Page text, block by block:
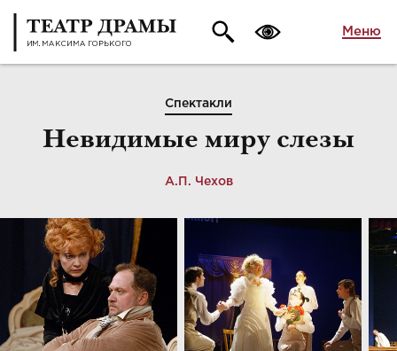
Меню
Спектакли
Невидимые миру слезы
А.П. Чехов